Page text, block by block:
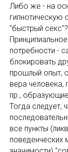
Либо же - на
гипнотическую
"быстрый секс"?
потребности -
блокировать
прошлый опыт,
вера человека,
пр.,
Тогда следует,
все пункты
поведенческих